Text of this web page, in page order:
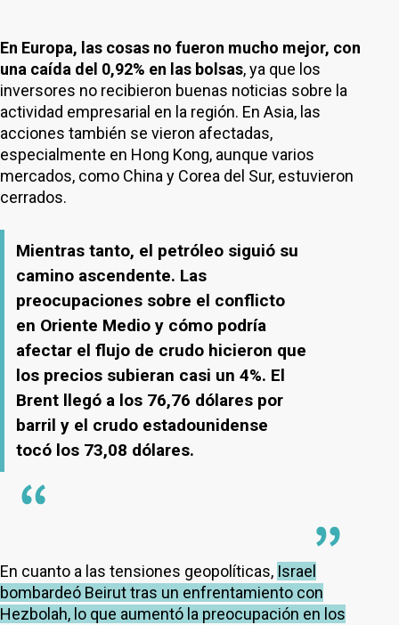
En Europa, las cosas no fueron mucho mejor, con
una caída del 0,92% en las bolsas, ya que los
inversores no recibieron buenas noticias sobre la
actividad empresarial en la región. En Asia, las
acciones también se vieron afectadas,
especialmente en Hong Kong, aunque varios
mercados, como China y Corea del Sur, estuvieron
cerrados.
Mientras tanto, el petróleo siguió su
camino ascendente. Las
preocupaciones sobre el conflicto
en Oriente Medio y cómo podría
afectar el flujo de crudo hicieron que
los precios subieran casi un 4%. El
Brent llegó a los 76,76 dólares por
barril y el crudo estadounidense
tocó los 73,08 dólares.
En cuanto a las tensiones geopolíticas, Israel
bombardeó Beirut tras un enfrentamiento con
Hezbolah, lo que aumentó la preocupación en los